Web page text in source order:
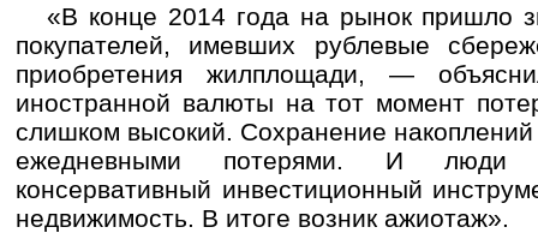
«В конце 2014 года на рынок пришло
покупателей, имевших рублевые
приобретения жилплощади, —
иностранной валюты на тот момент
слишком высокий. Сохранение
ежедневными потерями. И люди
консервативный инвестиционный
недвижимость. В итоге возник ажиотаж».